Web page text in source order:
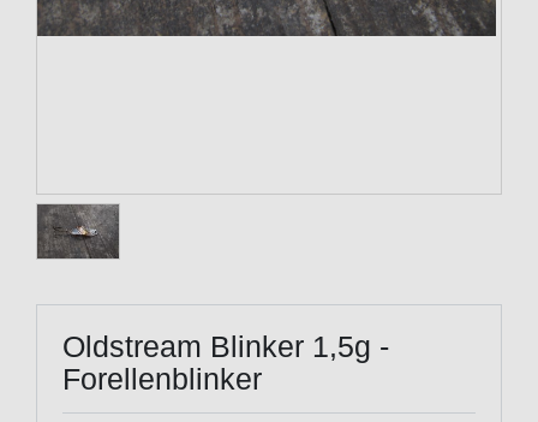
Oldstream Blinker 1,5g -
Forellenblinker